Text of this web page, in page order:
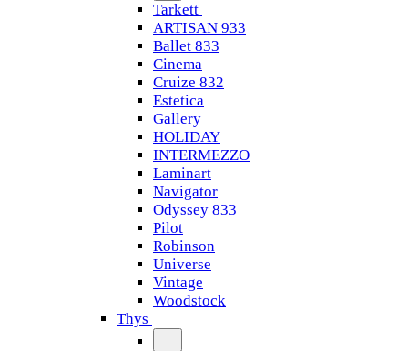
Tarkett
ARTISAN 933
Ballet 833
Cinema
Cruize 832
Estetica
Gallery
HOLIDAY
INTERMEZZO
Laminart
Navigator
Odyssey 833
Pilot
Robinson
Universe
Vintage
Woodstock
Thys